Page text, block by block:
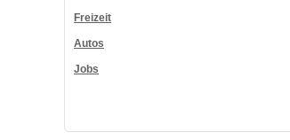
Freizeit
Autos
Jobs